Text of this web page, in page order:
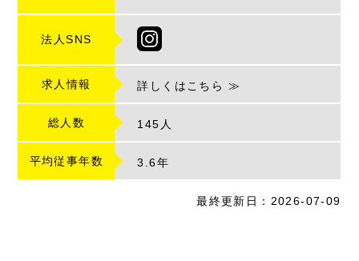
法人SNS
求人情報 詳しくはこちら ≫
総人数 145人
平均従事年数 3.6年
最終更新日：2026-07-09